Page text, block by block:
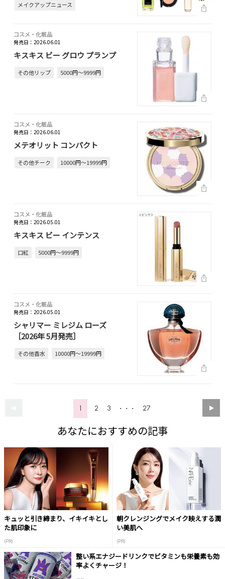
メイクアップニュース
コスメ・化粧品
発売日：2026.06.01
キスキス ビー グロウ プランプ
その他リップ 5000円～9999円
コスメ・化粧品
発売日：2026.06.01
メテオリット コンパクト
その他チーク 10000円～19999円
コスメ・化粧品
発売日：2026.05.01
キスキス ビー インテンス
口紅 5000円～9999円
コスメ・化粧品
発売日：2026.05.01
シャリマー ミレジム ローズ
［2026年 5月発売］
その他香水 10000円～19999円
1 2 3 ・・・ 27
あなたにおすすめの記事
キュッと引き締まり、イキイキとし
た肌印象に
(PR)
朝クレンジングでメイク映えする潤
い美肌へ
(PR)
整い系エナジードリンクでビタミンも栄養素も効
率よくチャージ！